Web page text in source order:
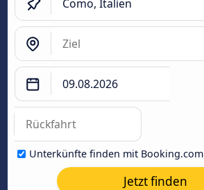
Unterkünfte finden mit Booking.com
Jetzt finden